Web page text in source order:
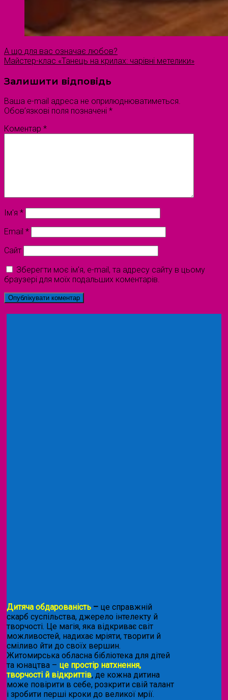
А що для вас означає любов?
Майстер-клас «Танець на крилах: чарівні метелики»
Залишити відповідь
Ваша e-mail адреса не оприлюднюватиметься.
Обов’язкові поля позначені *
Коментар *
Ім'я *
Email *
Сайт
Зберегти моє ім'я, e-mail, та адресу сайту в цьому
браузері для моїх подальших коментарів.
Дитяча обдарованість – це справжній
скарб суспільства, джерело інтелекту й
творчості. Це магія, яка відкриває світ
можливостей, надихає мріяти, творити й
сміливо йти до своїх вершин.
Житомирська обласна бібліотека для дітей
та юнацтва – це простір натхнення,
творчості й відкриттів, де кожна дитина
може повірити в себе, розкрити свій талант
і зробити перші кроки до великої мрії.